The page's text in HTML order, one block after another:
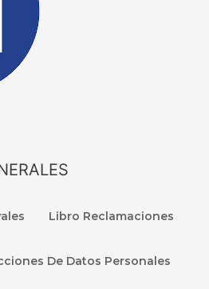
Libro Reclamaciones
De Datos Personales